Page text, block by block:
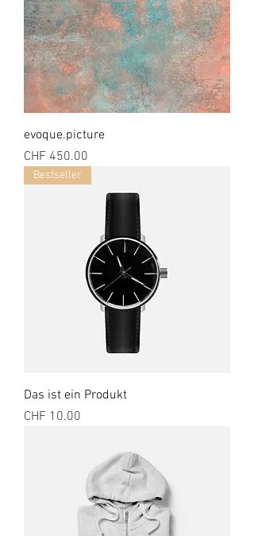
evoque.picture
Preis
CHF 450.00
Bestseller
Das ist ein Produkt
Preis
CHF 10.00